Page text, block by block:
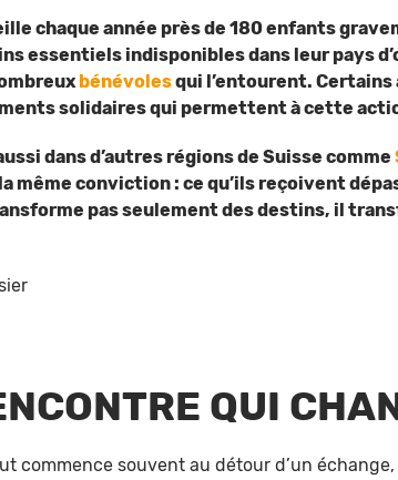
chaque année près de 180 enfants
essentiels indisponibles dans leur pays
bénévolesqui l’entourent.
solidaires qui permettent à cette
dans d’autres régions de Suisse comme
même conviction : ce qu’ils reçoivent
pas seulement des destins, il
QUI
commence souvent au détour d’un